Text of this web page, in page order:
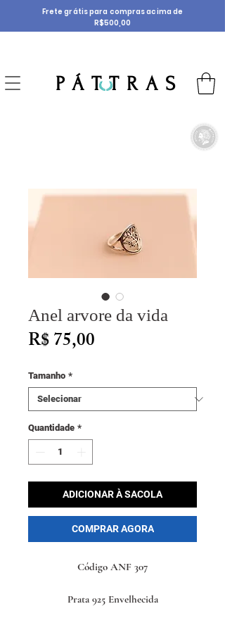
P Á T T R A S
Frete grátis para compras acima de
R$500,00
Anel arvore da vida
R$ 75,00
Tamanho *
Quantidade *
ADICIONAR À SACOLA
COMPRAR AGORA
Código ANF 307
Prata 925 Envelhecida